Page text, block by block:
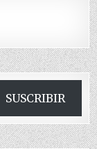
SUSCRIBIR